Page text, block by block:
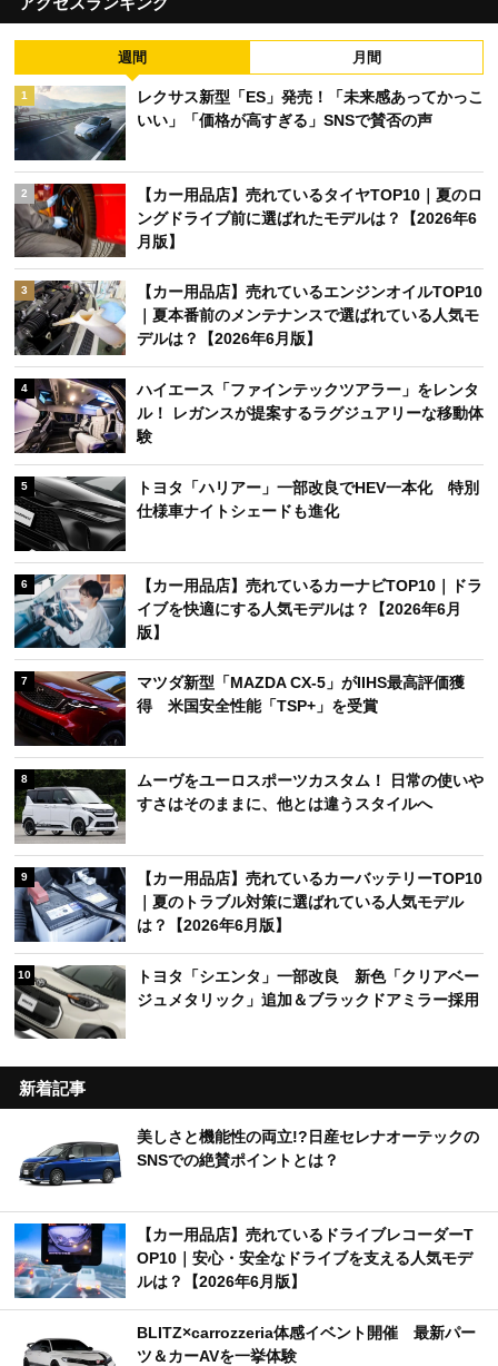
週間 月間
1
レクサス新型「ES」発売！「未来感あってかっこ
いい」「価格が高すぎる」SNSで賛否の声
2
【カー用品店】売れているタイヤTOP10｜夏のロ
ングドライブ前に選ばれたモデルは？【2026年6
月版】
3
【カー用品店】売れているエンジンオイルTOP10
｜夏本番前のメンテナンスで選ばれている人気モ
デルは？【2026年6月版】
4
ハイエース「ファインテックツアラー」をレンタ
ル！ レガンスが提案するラグジュアリーな移動体
験
5
トヨタ「ハリアー」一部改良でHEV一本化 特別
仕様車ナイトシェードも進化
6
【カー用品店】売れているカーナビTOP10｜ドラ
イブを快適にする人気モデルは？【2026年6月
版】
7
マツダ新型「MAZDA CX-5」がIIHS最高評価獲
得 米国安全性能「TSP+」を受賞
8
ムーヴをユーロスポーツカスタム！ 日常の使いや
すさはそのままに、他とは違うスタイルへ
9
【カー用品店】売れているカーバッテリーTOP10
｜夏のトラブル対策に選ばれている人気モデル
は？【2026年6月版】
10
トヨタ「シエンタ」一部改良 新色「クリアベー
ジュメタリック」追加＆ブラックドアミラー採用
新着記事
美しさと機能性の両立!?日産セレナオーテックの
SNSでの絶賛ポイントとは？
【カー用品店】売れているドライブレコーダーT
OP10｜安心・安全なドライブを支える人気モデ
ルは？【2026年6月版】
BLITZ×carrozzeria体感イベント開催 最新パー
ツ＆カーAVを一挙体験